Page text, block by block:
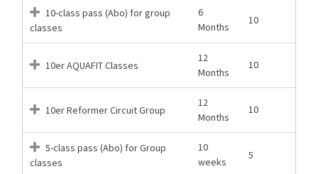
10-class pass (Abo) for group
classes
6
Months
10
10er AQUAFIT Classes
12
Months
10
10er Reformer Circuit Group
12
Months
10
5-class pass (Abo) for Group
classes
10
weeks
5